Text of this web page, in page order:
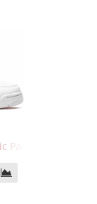
Pack University Red